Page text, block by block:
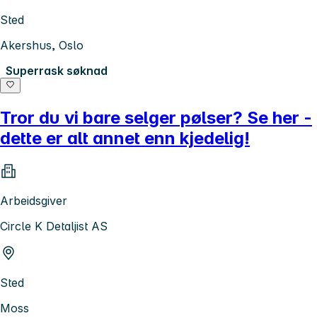
Sted
Akershus, Oslo
Superrask søknad
Tror du vi bare selger pølser? Se her -
dette er alt annet enn kjedelig!
Arbeidsgiver
Circle K Detaljist AS
Sted
Moss